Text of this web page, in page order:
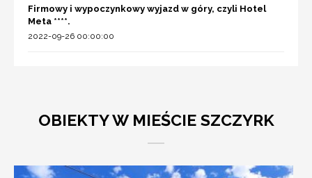
Firmowy i wypoczynkowy wyjazd w góry, czyli Hotel
Meta ****.
2022-09-26 00:00:00
OBIEKTY W MIEŚCIE SZCZYRK